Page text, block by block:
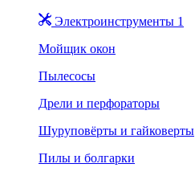
Электроинструменты 1
Мойщик окон
Пылесосы
Дрели и перфораторы
Шуруповёрты и гайковерты
Пилы и болгарки